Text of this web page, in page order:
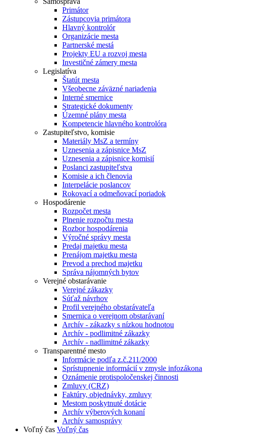
Primátor
Zástupcovia primátora
Hlavný kontrolór
Organizácie mesta
Partnerské mestá
Projekty EU a rozvoj mesta
Investičné zámery mesta
Legislatíva
Štatút mesta
Všeobecne záväzné nariadenia
Interné smernice
Strategické dokumenty
Územné plány mesta
Kompetencie hlavného kontrolóra
Zastupiteľstvo, komisie
Materiály MsZ a termíny
Uznesenia a zápisnice MsZ
Uznesenia a zápisnice komisií
Poslanci zastupiteľstva
Komisie a ich členovia
Interpelácie poslancov
Rokovací a odmeňovací poriadok
Hospodárenie
Rozpočet mesta
Plnenie rozpočtu mesta
Rozbor hospodárenia
Výročné správy mesta
Predaj majetku mesta
Prenájom majetku mesta
Prevod a prechod majetku
Správa nájomných bytov
Verejné obstarávanie
Verejné zákazky
Súťaž návrhov
Profil verejného obstarávateľa
Smernica o verejnom obstarávaní
Archív - zákazky s nízkou hodnotou
Archív - podlimitné zákazky
Archív - nadlimitné zákazky
Transparentné mesto
Informácie podľa z.č.211/2000
Sprístupnenie informácií v zmysle infozákona
Oznámenie protispoločenskej činnosti
Zmluvy (CRZ)
Faktúry, objednávky, zmluvy
Mestom poskytnuté dotácie
Archív výberových konaní
Archív samosprávy
Voľný čas Voľný čas